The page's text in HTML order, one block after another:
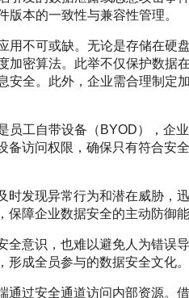
本的一致性与兼容性管理。
用不可或缺。无论是存储在硬
加密算法。此举不仅保护数据
安全。此外，企业需合理制定
员工自带设备（BYOD），企
访问权限，确保只有符合安
发现异常行为和潜在威胁，
障企业数据安全的主动防御能
意识，也难以避免人为错误
成全员参与的数据安全文化。
过安全通道访问内部资源。